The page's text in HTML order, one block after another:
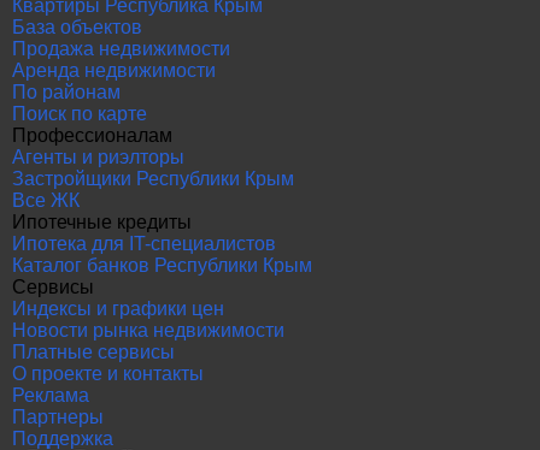
Квартиры Республика Крым
База объектов
Продажа недвижимости
Аренда недвижимости
По районам
Поиск по карте
Профессионалам
Агенты и риэлторы
Застройщики Республики Крым
Все ЖК
Ипотечные кредиты
Ипотека для IT-специалистов
Каталог банков Республики Крым
Сервисы
Индексы и графики цен
Новости рынка недвижимости
Платные сервисы
О проекте и контакты
Реклама
Партнеры
Поддержка